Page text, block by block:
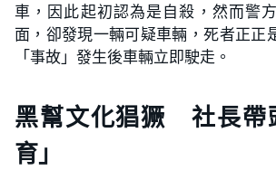
車，因此起初認為是自殺，然而警
面，卻發現一輛可疑車輛，死者正正
「事故」發生後車輛立即駛走。
黑幫文化猖獗 社長帶
育」